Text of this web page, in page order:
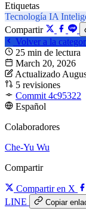
Etiquetas
Tecnología IA
Compartir
Volver a la
25 min de lectura
March 20, 2026
Actualizado
5 revisiones
Commit 4c95322
Español
Colaboradores
Che-Yu Wu
Compartir
Compartir en X
LINE
Copiar